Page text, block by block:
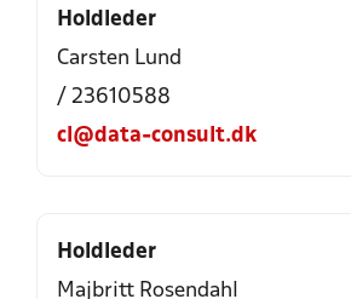
Holdleder
Carsten Lund
/ 23610588
cl@data-consult.dk
Holdleder
Majbritt Rosendahl